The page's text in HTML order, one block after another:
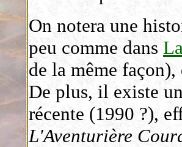
On notera une
peu comme dans
de la même
De plus, il existe
récente (1990 ?),
L'Aventurière